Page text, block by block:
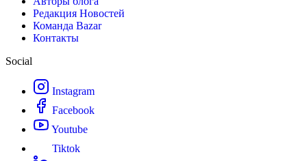
Редакция Новостей
Команда Bazar
Контакты
Social
Instagram
Facebook
Youtube
Tiktok